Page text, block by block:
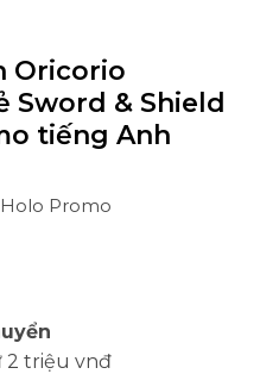
Oricorio
Sword & Shield
tiếng Anh
Holo Promo
2 triệu vnđ